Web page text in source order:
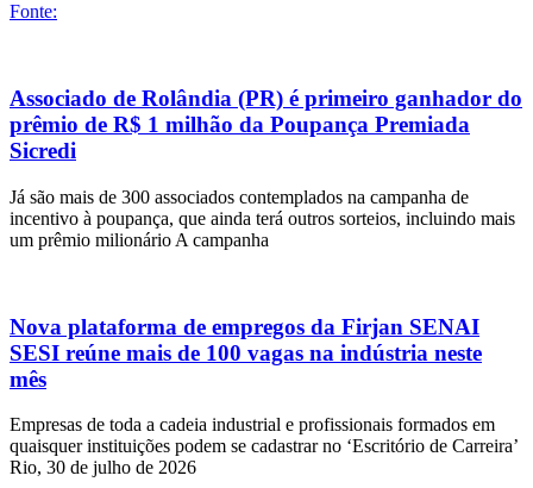
Fonte:
Associado de Rolândia (PR) é primeiro ganhador do
prêmio de R$ 1 milhão da Poupança Premiada
Sicredi
Já são mais de 300 associados contemplados na campanha de
incentivo à poupança, que ainda terá outros sorteios, incluindo mais
um prêmio milionário A campanha
Nova plataforma de empregos da Firjan SENAI
SESI reúne mais de 100 vagas na indústria neste
mês
Empresas de toda a cadeia industrial e profissionais formados em
quaisquer instituições podem se cadastrar no ‘Escritório de Carreira’
Rio, 30 de julho de 2026